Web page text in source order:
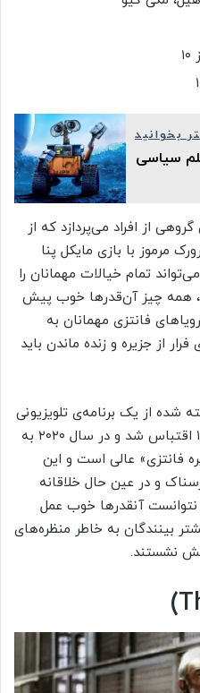
بخوانید
سیاسی
از افراد می‌پردازد که از
مرموز با بازی مایکل پنا
تمام خیالات مهمانان را
همه چیز آن‌قدرها خوب پیش
فانتزی مهمانان به
از جزیره و زنده ماندن باید
شده از یک برنامه‌ی تلویزیونی
با همین عنوان محصول سال ۱۹۷۷ اقتباس شد و در سال ۲۰۲۰ به
فانتزی» عالی است و این
و در عین حال خلاقانه
نتوانست آنقدرها خوب عمل
بینندگان به خاطر منظره‌های
نشستند.